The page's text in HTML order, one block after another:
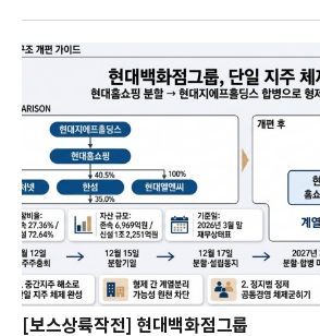
[보스상륙작전] 현대백화점그룹